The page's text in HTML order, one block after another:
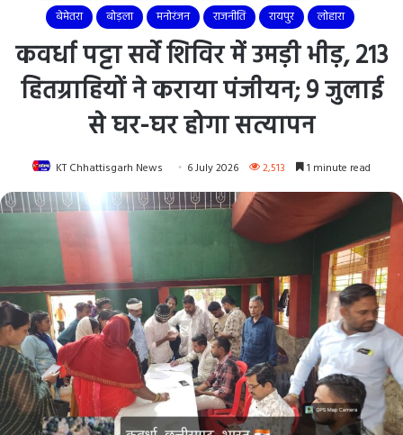
बेमेतरा
बोड़ला मनोरंजन राजनीति रायपुर लोहारा
कवर्धा पट्टा सर्वे शिविर में उमड़ी भीड़, 213
हितग्राहियों ने कराया पंजीयन; 9 जुलाई
से घर-घर होगा सत्यापन
KT Chhattisgarh News 6 July 2026 2,513 1 minute read